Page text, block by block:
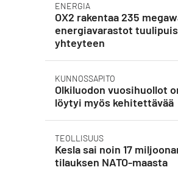
ENERGIA
OX2 rakentaa 235
energiavarastot
yhteyteen
KUNNOSSAPITO
Olkiluodon vuosihuollot
löytyi myös kehitettävää
TEOLLISUUS
Kesla sai noin 17
tilauksen NATO-maasta